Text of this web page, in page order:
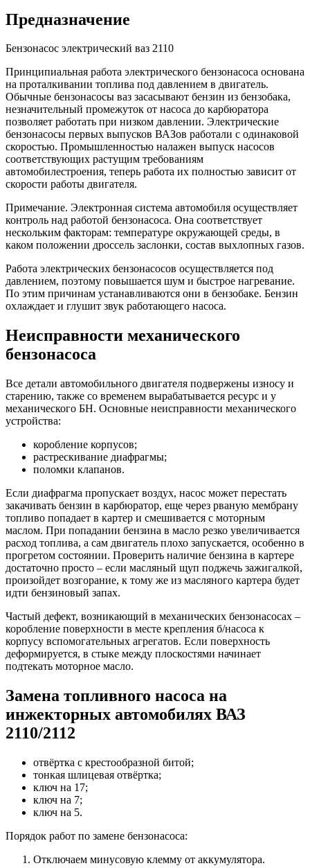
Предназначение
Бензонасос электрический ваз 2110
Принципиальная работа электрического бензонасоса основана
на проталкивании топлива под давлением в двигатель.
Обычные бензонасосы ваз засасывают бензин из бензобака,
незначительный промежуток от насоса до карбюратора
позволяет работать при низком давлении. Электрические
бензонасосы первых выпусков ВАЗов работали с одинаковой
скоростью. Промышленностью налажен выпуск насосов
соответствующих растущим требованиям
автомобилестроения, теперь работа их полностью зависит от
скорости работы двигателя.
Примечание. Электронная система автомобиля осуществляет
контроль над работой бензонасоса. Она соответствует
нескольким факторам: температуре окружающей среды, в
каком положении дроссель заслонки, состав выхлопных газов.
Работа электрических бензонасосов осуществляется под
давлением, поэтому повышается шум и быстрое нагревание.
По этим причинам устанавливаются они в бензобаке. Бензин
охлаждает и глушит звук работающего насоса.
Неисправности механического
бензонасоса
Все детали автомобильного двигателя подвержены износу и
старению, также со временем вырабатывается ресурс и у
механического БН. Основные неисправности механического
устройства:
коробление корпусов;
растрескивание диафрагмы;
поломки клапанов.
Если диафрагма пропускает воздух, насос может перестать
закачивать бензин в карбюратор, еще через рваную мембрану
топливо попадает в картер и смешивается с моторным
маслом. При попадании бензина в масло резко увеличивается
расход топлива, а сам двигатель плохо запускается, особенно в
прогретом состоянии. Проверить наличие бензина в картере
достаточно просто – если масляный щуп поджечь зажигалкой,
произойдет возгорание, к тому же из масляного картера будет
идти бензиновый запах.
Частый дефект, возникающий в механических бензонасосах –
коробление поверхности в месте крепления б/насоса к
корпусу вспомогательных агрегатов. Если поверхность
деформируется, в стыке между плоскостями начинает
подтекать моторное масло.
Замена топливного насоса на
инжекторных автомобилях ВАЗ
2110/2112
отвёртка с крестообразной битой;
тонкая шлицевая отвёртка;
ключ на 17;
ключ на 7;
ключ на 5.
Порядок работ по замене бензонасоса:
Отключаем минусовую клемму от аккумулятора.